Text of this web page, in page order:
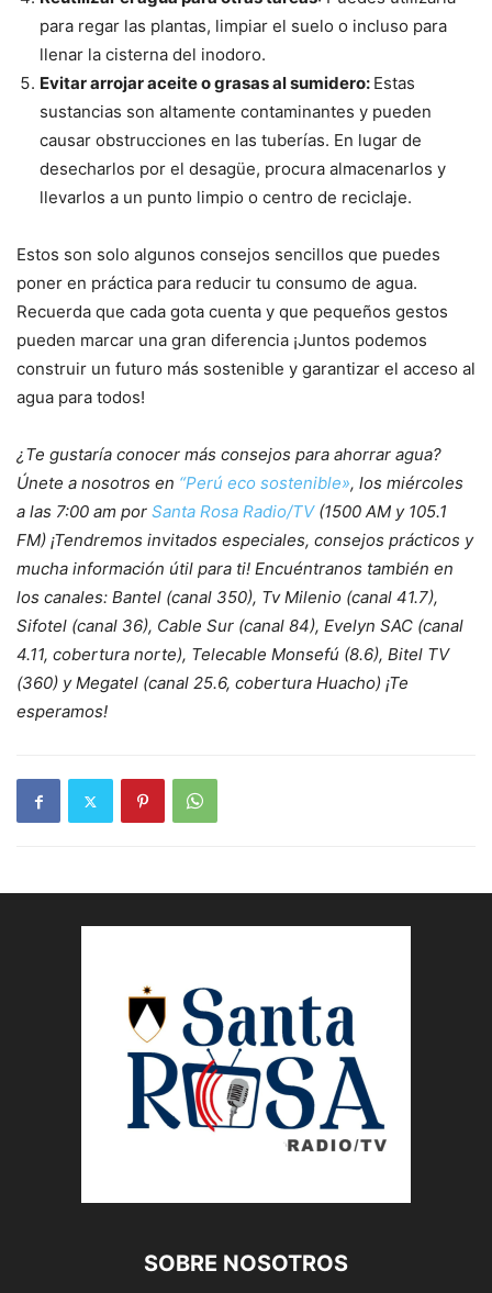
para regar las plantas, limpiar el suelo o incluso para
llenar la cisterna del inodoro.
Evitar arrojar aceite o grasas al sumidero: Estas
sustancias son altamente contaminantes y pueden
causar obstrucciones en las tuberías. En lugar de
desecharlos por el desagüe, procura almacenarlos y
llevarlos a un punto limpio o centro de reciclaje.
Estos son solo algunos consejos sencillos que puedes
poner en práctica para reducir tu consumo de agua.
Recuerda que cada gota cuenta y que pequeños gestos
pueden marcar una gran diferencia ¡Juntos podemos
construir un futuro más sostenible y garantizar el acceso al
agua para todos!
¿Te gustaría conocer más consejos para ahorrar agua?
Únete a nosotros en “Perú eco sostenible», los miércoles
a las 7:00 am por Santa Rosa Radio/TV (1500 AM y 105.1
FM) ¡Tendremos invitados especiales, consejos prácticos y
mucha información útil para ti! Encuéntranos también en
los canales: Bantel (canal 350), Tv Milenio (canal 41.7),
Sifotel (canal 36), Cable Sur (canal 84), Evelyn SAC (canal
4.11, cobertura norte), Telecable Monsefú (8.6), Bitel TV
(360) y Megatel (canal 25.6, cobertura Huacho) ¡Te
esperamos!
SOBRE NOSOTROS